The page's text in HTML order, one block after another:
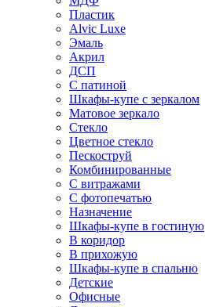
Пластик
Alvic Luxe
Эмаль
Акрил
ДСП
С патиной
Шкафы-купе с зеркалом
Матовое зеркало
Стекло
Цветное стекло
Пескоструй
Комбинированные
С витражами
С фотопечатью
Назначение
Шкафы-купе в гостиную
В коридор
В прихожую
Шкафы-купе в спальню
Детские
Офисные